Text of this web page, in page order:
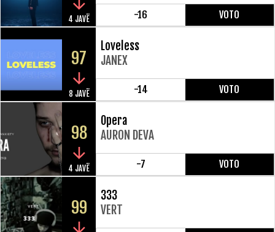
4 JAVË -16 VOTO
97
8 JAVË
Loveless
JANEX
-14 VOTO
98
4 JAVË
Opera
AURON DEVA
-7 VOTO
99
333
VERT